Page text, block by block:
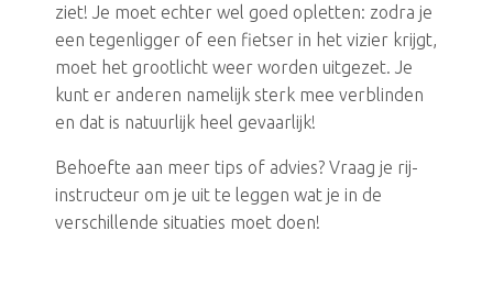
ziet! Je moet echter wel goed opletten: zodra je
een tegenligger of een fietser in het vizier krijgt,
moet het grootlicht weer worden uitgezet. Je
kunt er anderen namelijk sterk mee verblinden
en dat is natuurlijk heel gevaarlijk!
Behoefte aan meer tips of advies? Vraag je rij-
instructeur om je uit te leggen wat je in de
verschillende situaties moet doen!